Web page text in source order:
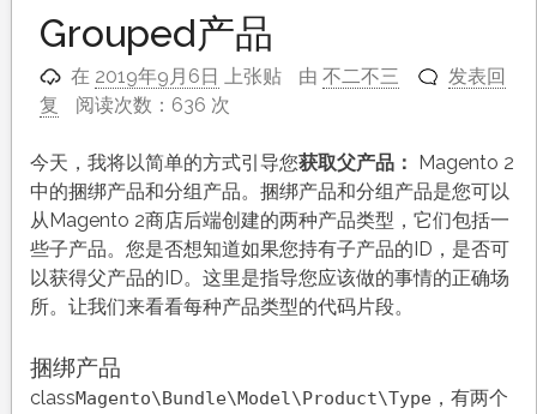
Grouped产品
在 2019年9月6日 上张贴 由 不二不三
发表回
复
阅读次数：636 次
今天，我将以简单的方式引导您获取父产品：
Magento 2
中的捆绑产品和分组产品。捆绑产品和分组产品是您可以
从Magento 2商店后端创建的两种产品类型，它们包括一
些子产品。您是否想知道如果您持有子产品的ID，是否可
以获得父产品的ID。这里是指导您应该做的事情的正确场
所。让我们来看看每种产品类型的代码片段。
捆绑产品
classMagento\Bundle\Model\Product\Type，有两个